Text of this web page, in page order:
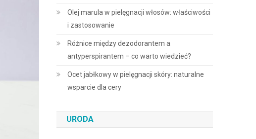
Olej marula w pielęgnacji włosów: właściwości
i zastosowanie
Różnice między dezodorantem a
antyperspirantem – co warto wiedzieć?
Ocet jabłkowy w pielęgnacji skóry: naturalne
wsparcie dla cery
URODA